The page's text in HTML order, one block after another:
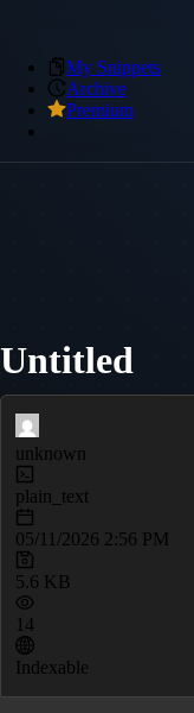
My Snippets
Archive
Premium
Untitled
unknown
plain_text
05/11/2026 2:56 PM
5.6 KB
14
Indexable